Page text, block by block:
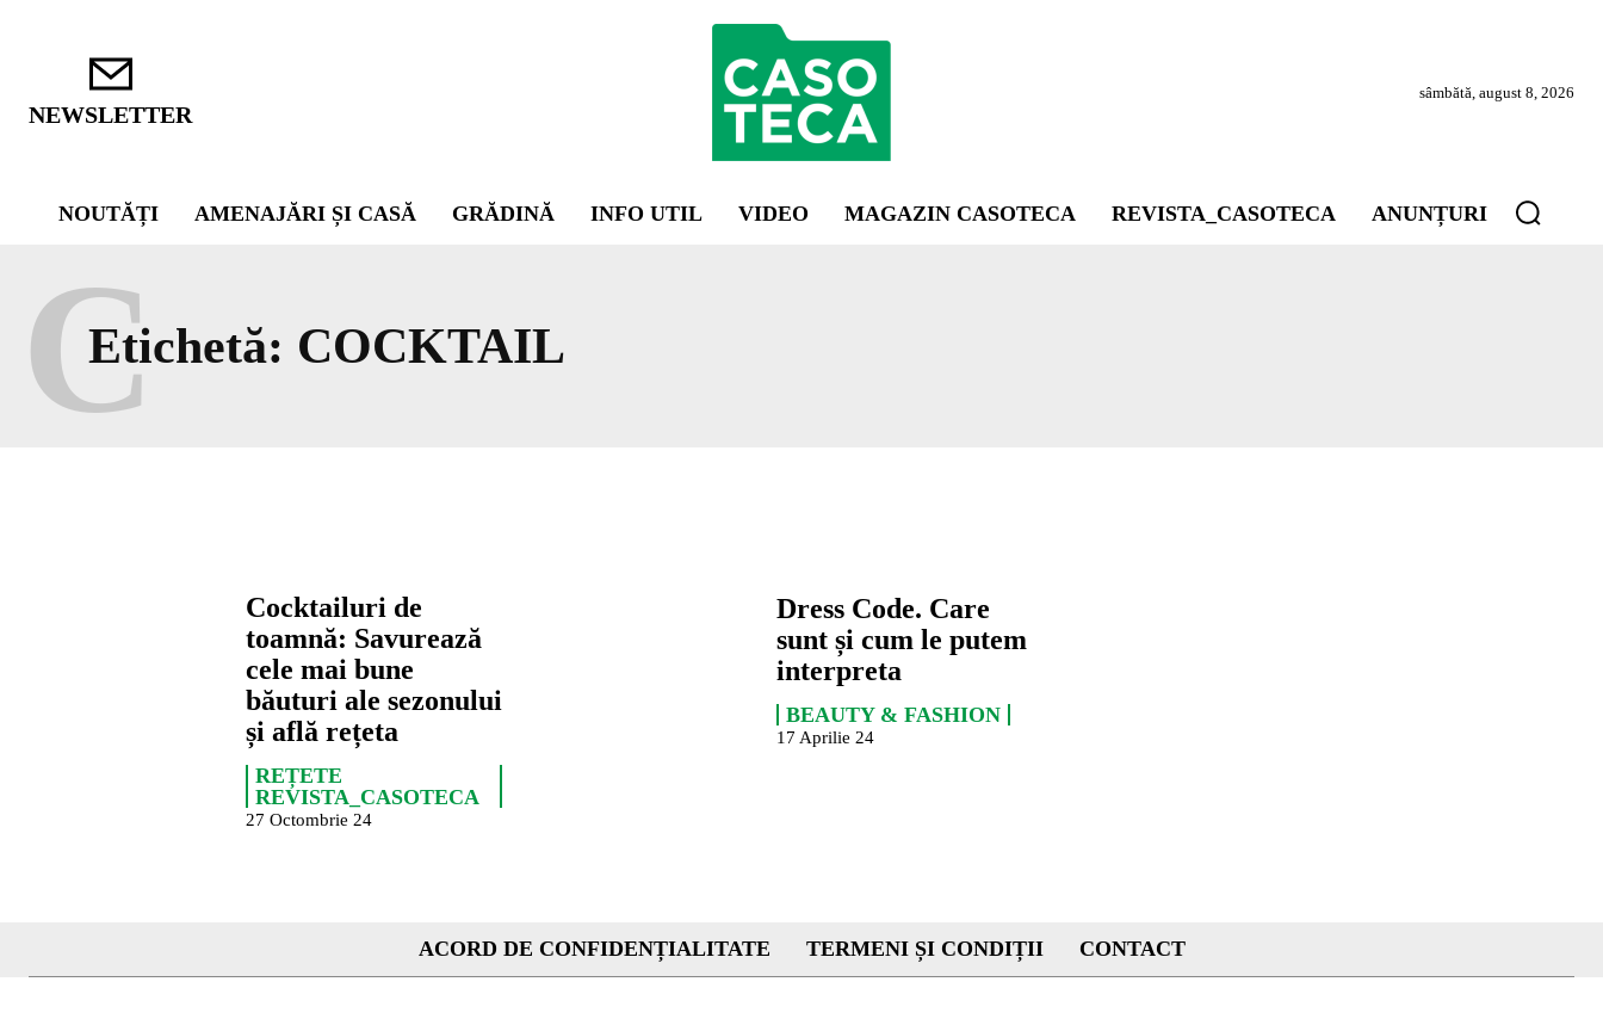
NEWSLETTER
sâmbătă, august 8, 2026
NOUTĂȚI AMENAJĂRI ȘI CASĂ GRĂDINĂ INFO UTIL VIDEO MAGAZIN CASOTECA REVISTA_CASOTECA ANUNȚURI
Etichetă: COCKTAIL
C
Cocktailuri de
toamnă: Savurează
cele mai bune
băuturi ale sezonului
și află rețeta
REȚETE
REVISTA_CASOTECA
27 Octombrie 24
Dress Code. Care
sunt și cum le putem
interpreta
BEAUTY & FASHION
17 Aprilie 24
ACORD DE CONFIDENȚIALITATE TERMENI ȘI CONDIȚII CONTACT